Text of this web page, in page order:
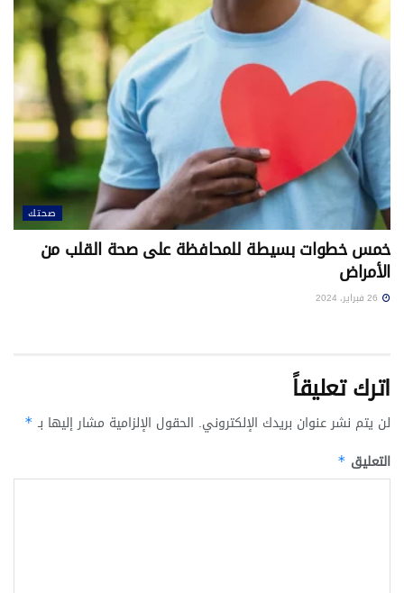
صحتك
خمس خطوات بسيطة للمحافظة على صحة القلب من
الأمراض
اترك تعليقاً
لن يتم نشر عنوان بريدك الإلكتروني. الحقول الإلزامية مشار إليها بـ *
التعليق *